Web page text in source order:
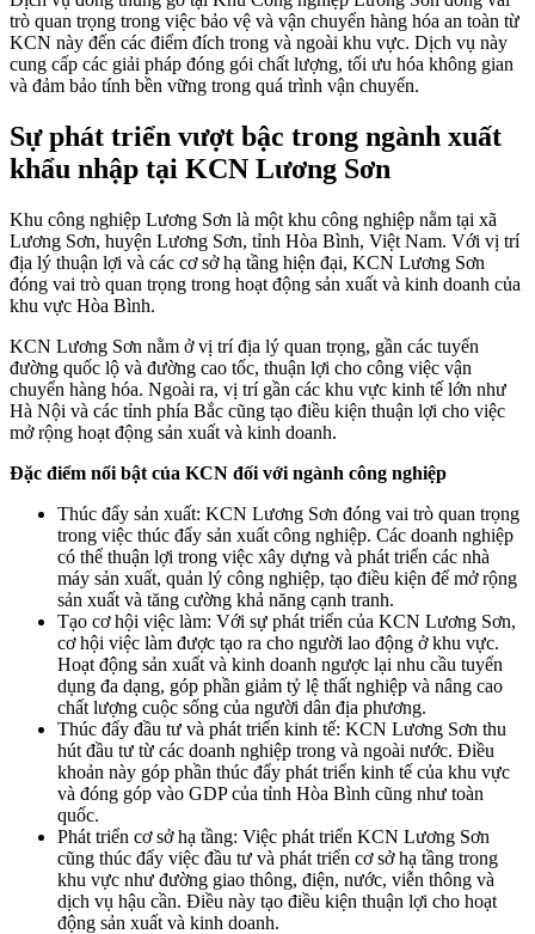
trò quan trọng trong việc bảo vệ và vận chuyển hàng hóa an toàn từ
KCN này đến các điểm đích trong và ngoài khu vực. Dịch vụ này
cung cấp các giải pháp đóng gói chất lượng, tối ưu hóa không gian
và đảm bảo tính bền vững trong quá trình vận chuyển.
Sự phát triển vượt bậc trong ngành xuất
khẩu nhập tại KCN Lương Sơn
Khu công nghiệp Lương Sơn là một khu công nghiệp nằm tại xã
Lương Sơn, huyện Lương Sơn, tỉnh Hòa Bình, Việt Nam. Với vị trí
địa lý thuận lợi và các cơ sở hạ tầng hiện đại, KCN Lương Sơn
đóng vai trò quan trọng trong hoạt động sản xuất và kinh doanh của
khu vực Hòa Bình.
KCN Lương Sơn nằm ở vị trí địa lý quan trọng, gần các tuyến
đường quốc lộ và đường cao tốc, thuận lợi cho công việc vận
chuyển hàng hóa. Ngoài ra, vị trí gần các khu vực kinh tế lớn như
Hà Nội và các tỉnh phía Bắc cũng tạo điều kiện thuận lợi cho việc
mở rộng hoạt động sản xuất và kinh doanh.
Đặc điểm nổi bật của KCN đối với ngành công nghiệp
Thúc đẩy sản xuất: KCN Lương Sơn đóng vai trò quan trọng
trong việc thúc đẩy sản xuất công nghiệp. Các doanh nghiệp
có thể thuận lợi trong việc xây dựng và phát triển các nhà
máy sản xuất, quản lý công nghiệp, tạo điều kiện để mở rộng
sản xuất và tăng cường khả năng cạnh tranh.
Tạo cơ hội việc làm: Với sự phát triển của KCN Lương Sơn,
cơ hội việc làm được tạo ra cho người lao động ở khu vực.
Hoạt động sản xuất và kinh doanh ngược lại nhu cầu tuyển
dụng đa dạng, góp phần giảm tỷ lệ thất nghiệp và nâng cao
chất lượng cuộc sống của người dân địa phương.
Thúc đẩy đầu tư và phát triển kinh tế: KCN Lương Sơn thu
hút đầu tư từ các doanh nghiệp trong và ngoài nước. Điều
khoản này góp phần thúc đẩy phát triển kinh tế của khu vực
và đóng góp vào GDP của tỉnh Hòa Bình cũng như toàn
quốc.
Phát triển cơ sở hạ tầng: Việc phát triển KCN Lương Sơn
cũng thúc đẩy việc đầu tư và phát triển cơ sở hạ tầng trong
khu vực như đường giao thông, điện, nước, viễn thông và
dịch vụ hậu cần. Điều này tạo điều kiện thuận lợi cho hoạt
động sản xuất và kinh doanh.